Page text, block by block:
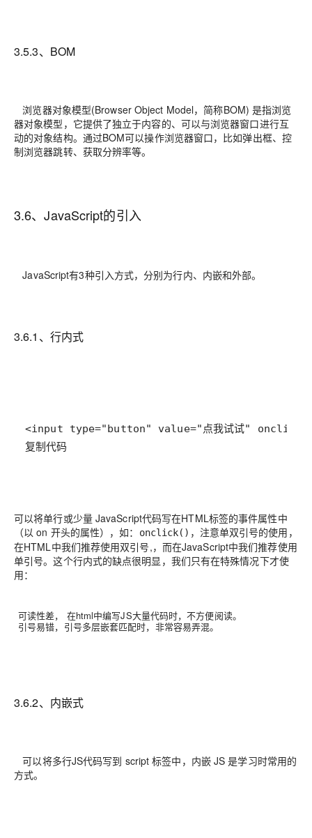
3.5.3、BOM
浏览器对象模型(Browser Object Model，简称BOM) 是指浏览
器对象模型，它提供了独立于内容的、可以与浏览器窗口进行互
动的对象结构。通过BOM可以操作浏览器窗口，比如弹出框、控
制浏览器跳转、获取分辨率等。
3.6、JavaScript的引入
JavaScript有3种引入方式，分别为行内、内嵌和外部。
3.6.1、行内式
复制代码
可以将单行或少量 JavaScript代码写在HTML标签的事件属性中
（以 on 开头的属性），如：
onclick() ，注意单双引号的使用，
在HTML中我们推荐使用双引号,， 而在JavaScript中我们推荐使用
单引号。这个行内式的缺点很明显，我们只有在特殊情况下才使
用：
可读性差， 在html中编写JS大量代码时，不方便阅读。
引号易错，引号多层嵌套匹配时，非常容易弄混。
3.6.2、内嵌式
可以将多行JS代码写到 script 标签中，内嵌 JS 是学习时常用的
方式。